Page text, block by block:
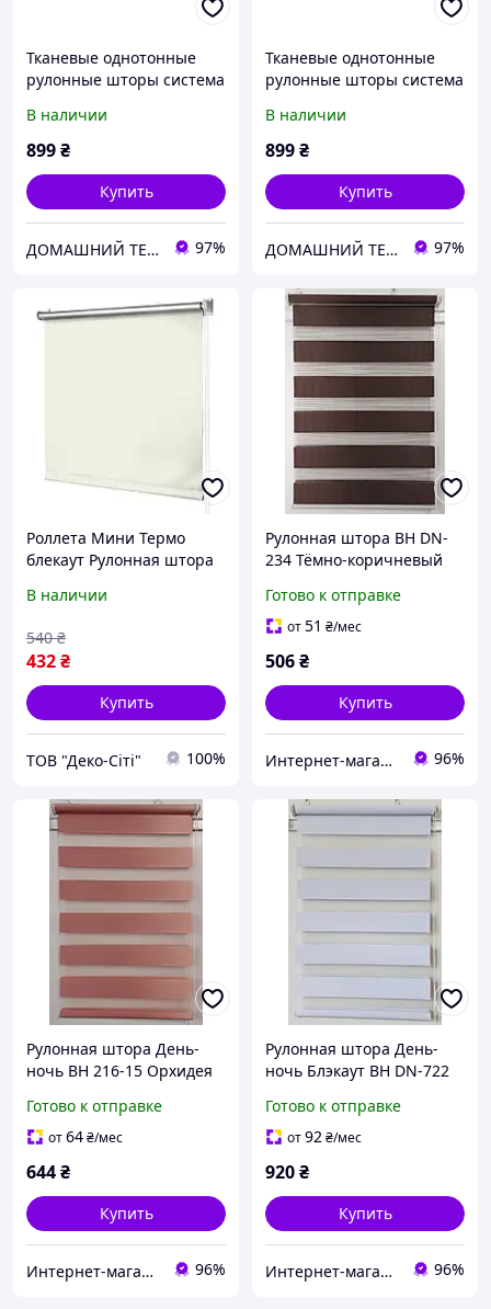
Тканевые однотонные
рулонные шторы система
под лен синий
В наличии
899₴
Купить
ДОМАШНИЙ ТЕКСТИЛЬ - уют и комфорт в Вашем доме 97%
Тканевые однотонные
рулонные шторы система
под лен серый
В наличии
899₴
Купить
ДОМАШНИЙ ТЕКСТИЛЬ - уют и комфорт в Вашем доме 97%
Роллета Мини Термо
блекаут Рулонная штора
37/170
В наличии
432₴
540 ₴
Купить
ТОВ "Деко-Cіті" 100%
Рулонная штора ВН DN-
234 Тёмно-коричневый
Готово к отправке
от51 ₴/мес
506₴
Купить
Интернет-магазин "Мир штор" 96%
Рулонная штора День-
ночь ВН 216-15 Орхидея
Готово к отправке
от64₴/мес
644₴
Купить
Интернет-магазин "Мир штор" 96%
Рулонная штора День-
ночь Блэкаут ВН DN-722
Готово к отправке
от92₴/мес
920₴
Купить
Интернет-магазин "Мир штор" 96%